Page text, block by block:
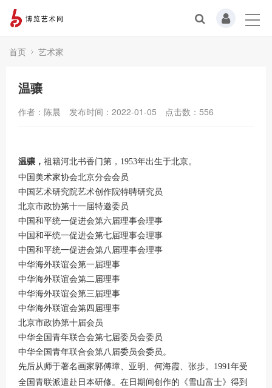
首页 艺术家
温骧
作者：陈晨 发布时间：2022-01-05 点击数： 556
温骧， 祖籍河北书香门第， 1953年出生于北京。
中国美术家协会北京分会会员
中国艺术研究院艺术创作院特聘研究员
北京市政协第十一届特邀委员
中国和平统一促进会第六届理事会理事
中国和平统一促进会第七届理事会理事
中国和平统一促进会第八届理事会理事
中华海外联谊会第一届理事
中华海外联谊会第二届理事
中华海外联谊会第三届理事
中华海外联谊会第四届理事
北京市政协第十届会员
中华全国青年联合会第七届委员会委员
中华全国青年联合会第八届委员会委员。
先后从师于著名画家郭傅璋、亚明、何海霞、张步。
1991年受
全国青联派遣赴日本研修。在日期间创作的《雪山富士》得到